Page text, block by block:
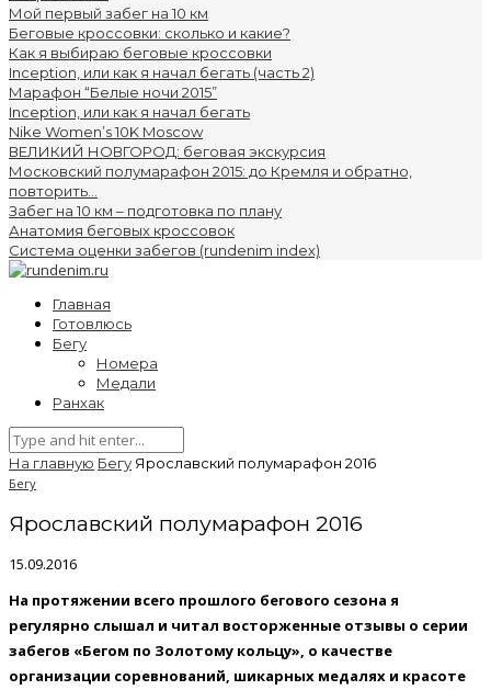
Мой первый забег на 10 км
Беговые кроссовки: сколько и какие?
Как я выбираю беговые кроссовки
Inception, или как я начал бегать (часть 2)
Марафон “Белые ночи 2015”
Inception, или как я начал бегать
Nike Women’s 10K Moscow
ВЕЛИКИЙ НОВГОРОД: беговая экскурсия
Московский полумарафон 2015: до Кремля и обратно,
повторить...
Забег на 10 км – подготовка по плану
Анатомия беговых кроссовок
Система оценки забегов (rundenim index)
Главная
Готовлюсь
Бегу
Номера
Медали
Ранхак
На главную Бегу Ярославский полумарафон 2016
Бегу
Ярославский полумарафон 2016
15.09.2016
На протяжении всего прошлого бегового сезона я
регулярно слышал и читал восторженные отзывы о серии
забегов «Бегом по Золотому кольцу», о качестве
организации соревнований, шикарных медалях и красоте